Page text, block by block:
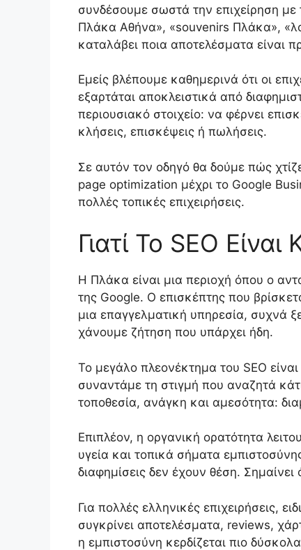
συνδέσουμε σωστά την επιχείρηση
Πλάκα Αθήνα», «souvenirs Πλάκα»,
καταλάβει ποια αποτελέσματα είναι
Εμείς βλέπουμε καθημερινά ότι οι
εξαρτάται αποκλειστικά από
περιουσιακό στοιχείο: να φέρνει
κλήσεις, επισκέψεις ή πωλήσεις.
Σε αυτόν τον οδηγό θα δούμε πώς
page optimization μέχρι το Google
πολλές τοπικές επιχειρήσεις.
Γιατί Το SEO
Η Πλάκα είναι μια περιοχή όπου ο
της Google. Ο επισκέπτης που
μια επαγγελματική υπηρεσία, συχνά
χάνουμε ζήτηση που υπάρχει ήδη.
Το μεγάλο πλεονέκτημα του SEO
συναντάμε τη στιγμή που αναζητά
τοποθεσία, ανάγκη και αμεσότητα:
Επιπλέον, η οργανική ορατότητα
υγεία και τοπικά σήματα
διαφημίσεις δεν έχουν θέση.
Για πολλές ελληνικές επιχειρήσεις,
συγκρίνει αποτελέσματα, reviews,
η εμπιστοσύνη κερδίζεται πιο